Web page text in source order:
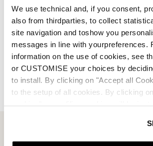
We use technical and, if you consent,
also from thirdparties, to collect
site navigation and toshow you
messages in line with yourpreferences.
information on the use of cookies, see
or CUSTOMISE your choices by
to install. By clicking on "Accept all
to the setup of all cookies. By clicking
Folge 3
Liners